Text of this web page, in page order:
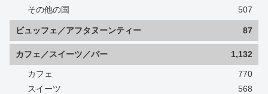
その他の国
507
ビュッフェ／アフタヌーンティー 87
カフェ／スイーツ／バー 1,132
カフェ
770
スイーツ
568